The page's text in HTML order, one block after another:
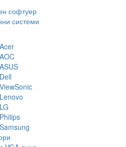
софтуер
системи